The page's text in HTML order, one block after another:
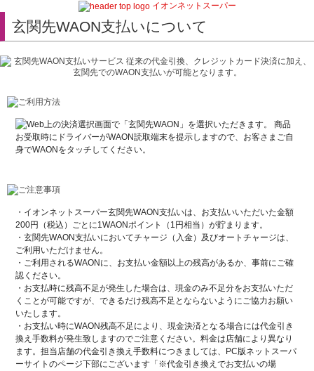
イオンネットスーパー
玄関先WAON支払いについて
・イオンネットスーパー玄関先WAON支払いは、お支払いいただいた金額
200円（税込）ごとに1WAONポイント（1円相当）が貯まります。
・玄関先WAON支払いにおいてチャージ（入金）及びオートチャージは、
ご利用いただけません。
・ご利用されるWAONに、お支払い金額以上の残高があるか、事前にご確
認ください。
・お支払時に残高不足が発生した場合は、現金のみ不足分をお支払いただ
くことが可能ですが、できるだけ残高不足とならないようにご協力お願い
いたします。
・お支払い時にWAON残高不足により、現金決済となる場合には代金引き
換え手数料が発生致しますのでご注意ください。料金は店舗により異なり
ます。担当店舗の代金引き換え手数料につきましては、PC版ネットスーパ
ーサイトのページ下部にございます「※代金引き換えでお支払いの場